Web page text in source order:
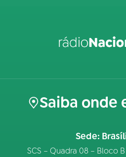
Saiba onde
Sede:
SCS – Quadra 08 – Bloco